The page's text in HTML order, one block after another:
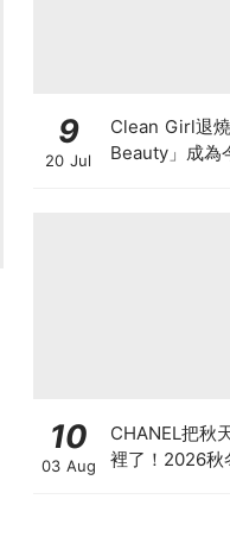
9
20 Jul
Clean Girl退
Beauty」成為
10
03 Aug
CHANEL把秋
裡了！2026秋